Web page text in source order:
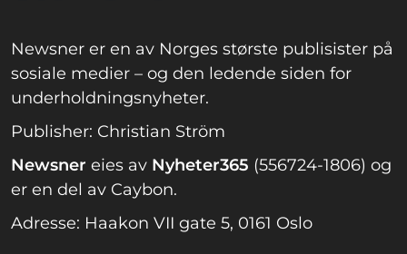
Newsner er en av Norges største publisister på
sosiale medier – og den ledende siden for
underholdningsnyheter.
Publisher: Christian Ström
Newsner eies av Nyheter365 (556724-1806) og
er en del av Caybon.
Adresse: Haakon VII gate 5, 0161 Oslo